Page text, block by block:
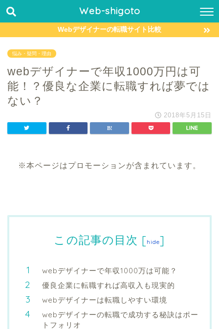
Web-shigoto
Webデザイナーの転職サイト比較
悩み・疑問・理由
webデザイナーで年収1000万円は可
能！？優良な企業に転職すれば夢では
ない？
2018年5月15日
※本ページはプロモーションが含まれています。
この記事の目次 [hide]
webデザイナーで年収1000万は可能？
優良企業に転職すれば高収入も現実的
webデザイナーは転職しやすい環境
webデザイナーの転職で成功する秘訣はポー
トフォリオ